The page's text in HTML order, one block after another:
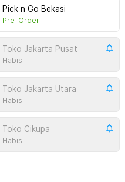
Pick n Go Bekasi
Pre-Order
Toko Jakarta Pusat
Habis
Toko Jakarta Utara
Habis
Toko Cikupa
Habis